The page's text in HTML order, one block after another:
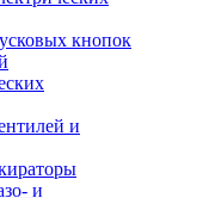
кнопок
и
и